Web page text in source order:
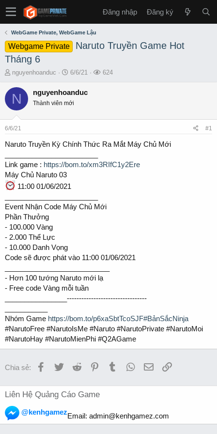
Đăng nhập Đăng ký
WebGame Private, WebGame Lậu
Webgame Private
Naruto Truyền Game Hot
Tháng 6
T
r
e
s
a
t
e
r
nguyenhoanduc
S
a
t
e
6/6/21
L
624
N nguyenhoanduc
Thành viên mới
6/6/21 #1
Naruto Truyền Kỳ Chính Thức Ra Mắt Máy Chủ Mới
Link game : https://bom.to/xm3RIfC1y2Ere
Máy Chủ Naruto 03
11:00 01/06/2021
Event Nhận Code Máy Chủ Mới
Phần Thưởng
- 100.000 Vàng
- 2.000 Thể Lực
- 10.000 Danh Vọng
Code sẽ được phát vào 11:00 01/06/2021
- Hơn 100 tướng Naruto mới lạ
- Free code Vàng mỗi tuần
________________---------------------------------
Nhóm Game https://bom.to/p6xaSbtTcoSJF#BảnSắcNinja
#NarutoFree #NarutoIsMe #Naruto #NarutoPrivate #NarutoMoi
#NarutoHay #NarutoMienPhi #Q2AGame
Chia sẻ: Facebook
TwitterReddit PinterestTumblrWhatsApp
EmailLink
Liên Hệ Quảng Cáo Game
@kenhgamezEmail: admin@kenhgamez.com